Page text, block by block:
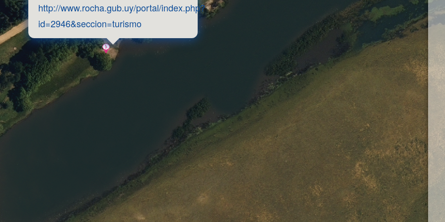
http://www.rocha.gub.uy/portal/index.php?
id=2946&seccion=turismo